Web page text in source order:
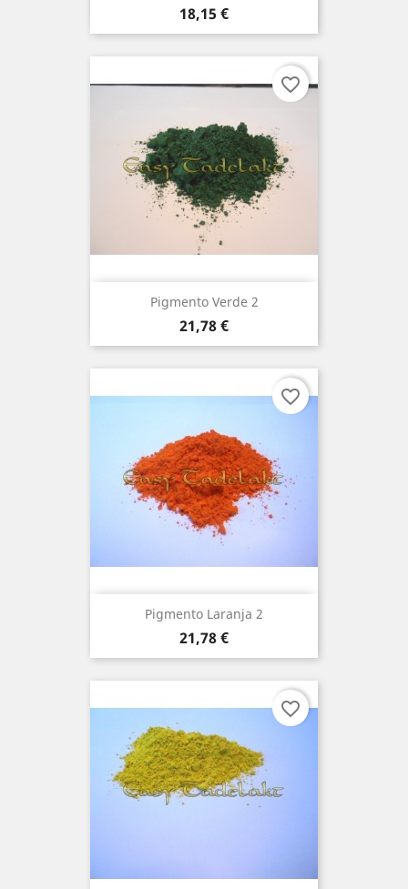
Preço
18,15 €
Pigmento Verde 2
Preço
21,78 €
favorite_border
Pigmento Laranja 2
Preço
21,78 €
favorite_border
favorite_border